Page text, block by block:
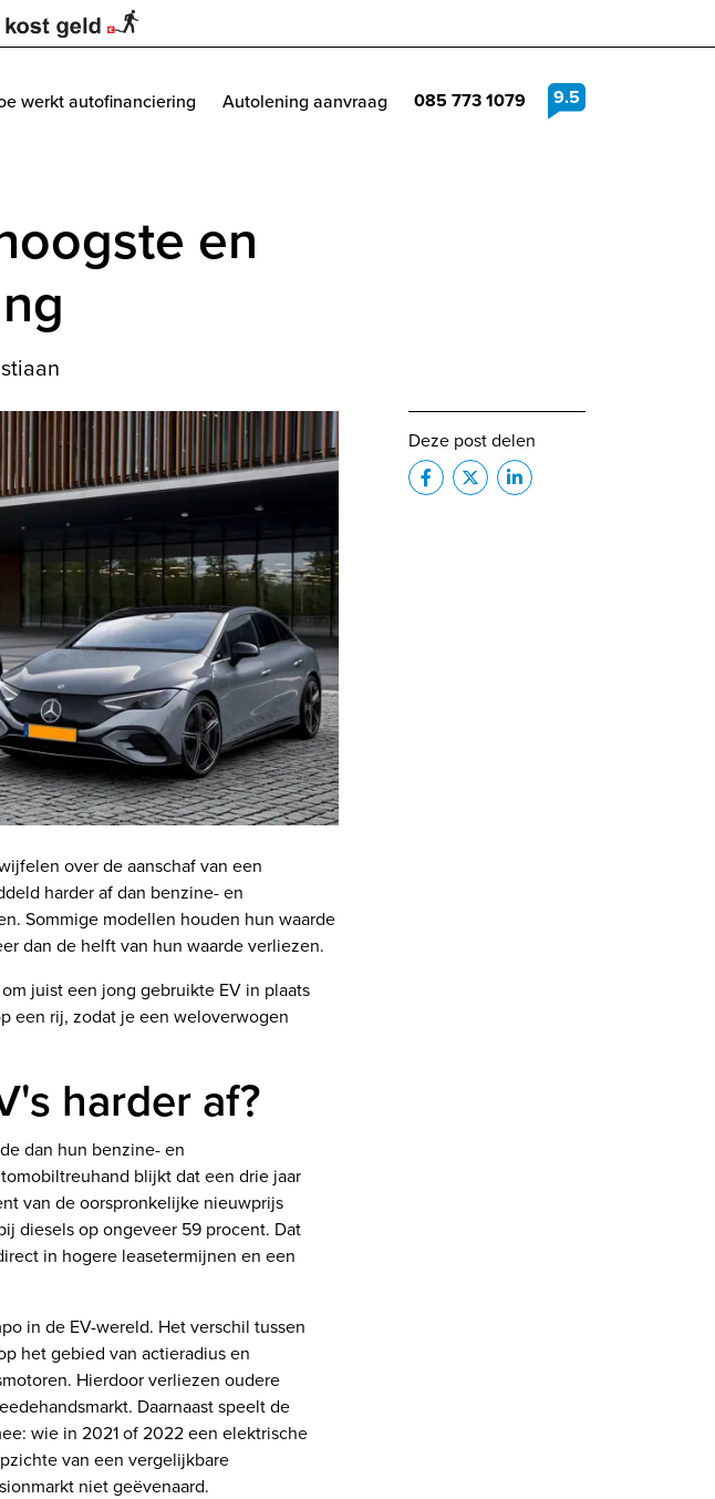
9.5
werkt autofinanciering Autolening aanvraag 085 773 1079
en
Deze post delen
over de aanschaf van een
harder af dan benzine- en
Sommige modellen houden hun waarde
dan de helft van hun waarde verliezen.
juist een jong gebruikte EV in plaats
een rij, zodat je een weloverwogen
harder af?
dan hun benzine- en
blijkt dat een drie jaar
van de oorspronkelijke nieuwprijs
diesels op ongeveer 59 procent. Dat
in hogere leasetermijnen en een
in de EV-wereld. Het verschil tussen
het gebied van actieradius en
Hierdoor verliezen oudere
Daarnaast speelt de
wie in 2021 of 2022 een elektrische
van een vergelijkbare
niet geëvenaard.